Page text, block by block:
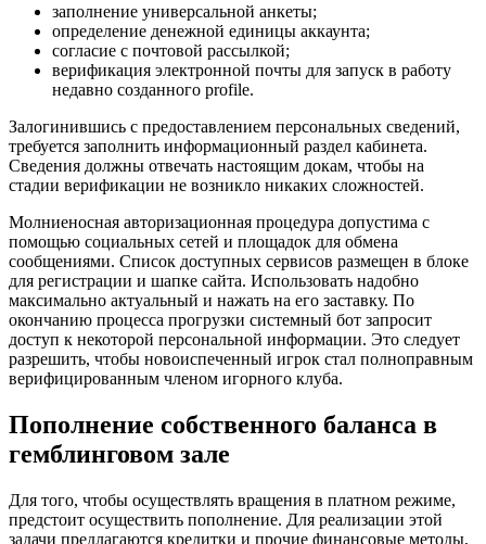
заполнение универсальной анкеты;
определение денежной единицы аккаунта;
согласие с почтовой рассылкой;
верификация электронной почты для запуск в работу
недавно созданного profile.
Залогинившись с предоставлением персональных сведений,
требуется заполнить информационный раздел кабинета.
Сведения должны отвечать настоящим докам, чтобы на
стадии верификации не возникло никаких сложностей.
Молниеносная авторизационная процедура допустима с
помощью социальных сетей и площадок для обмена
сообщениями. Список доступных сервисов размещен в блоке
для регистрации и шапке сайта. Использовать надобно
максимально актуальный и нажать на его заставку. По
окончанию процесса прогрузки системный бот запросит
доступ к некоторой персональной информации. Это следует
разрешить, чтобы новоиспеченный игрок стал полноправным
верифицированным членом игорного клуба.
Пополнение собственного баланса в
гемблинговом зале
Для того, чтобы осуществлять вращения в платном режиме,
предстоит осуществить пополнение. Для реализации этой
задачи предлагаются кредитки и прочие финансовые методы,